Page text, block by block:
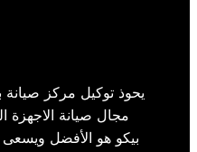
يحوذ توكيل مركز صيانة
مجال صيانة الاجهزة
بيكو هو الأفضل